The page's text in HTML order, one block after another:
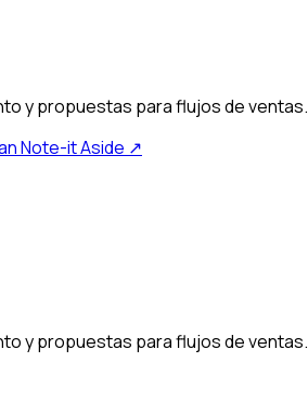
y propuestas para flujos de ventas.
Note-it Aside ↗
y propuestas para flujos de ventas.